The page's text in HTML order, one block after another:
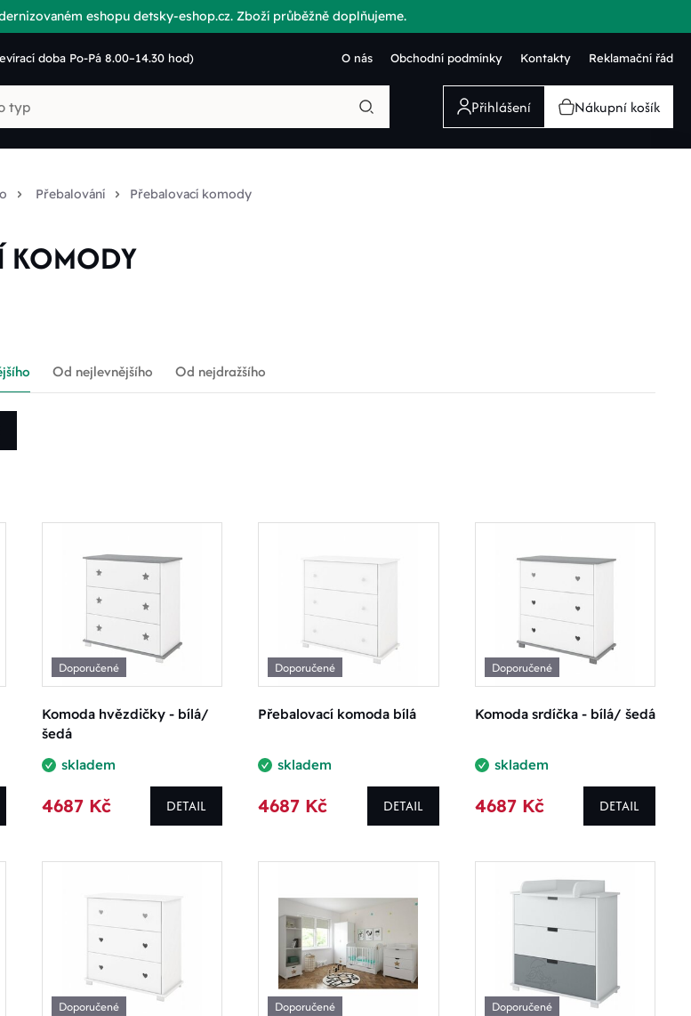
eshopu detsky-eshop.cz. Zboží průběžně doplňujeme.
doba Po-Pá 8.00–14.30 hod) O nás Obchodní podmínky Kontakty Reklamační řád
Přihlášení Nákupní košík
Přebalování Přebalovací komody
KOMODY
Od nejlevnějšího Od nejdražšího
Doporučené
Komoda hvězdičky - bílá/
šedá
skladem
4687 Kč DETAIL
Doporučené
Přebalovací komoda bílá
skladem
4687 Kč DETAIL
Doporučené
Komoda srdíčka - bílá/ šedá
skladem
4687 Kč DETAIL
Doporučené Doporučené Doporučené